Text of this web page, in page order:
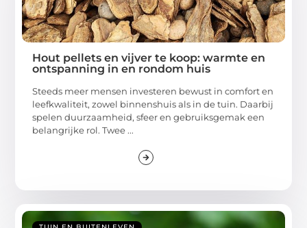
Hout pellets en vijver te koop: warmte en
ontspanning in en rondom huis
Steeds meer mensen investeren bewust in comfort en
leefkwaliteit, zowel binnenshuis als in de tuin. Daarbij
spelen duurzaamheid, sfeer en gebruiksgemak een
belangrijke rol. Twee ...